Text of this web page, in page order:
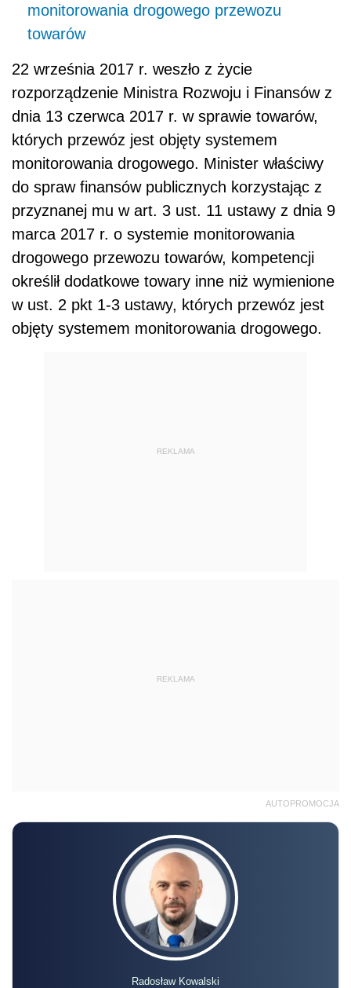
monitorowania drogowego przewozu
towarów
22 września 2017 r. weszło z życie
rozporządzenie Ministra Rozwoju i Finansów z
dnia 13 czerwca 2017 r. w sprawie towarów,
których przewóz jest objęty systemem
monitorowania drogowego. Minister właściwy
do spraw finansów publicznych korzystając z
przyznanej mu w art. 3 ust. 11 ustawy z dnia 9
marca 2017 r. o systemie monitorowania
drogowego przewozu towarów, kompetencji
określił dodatkowe towary inne niż wymienione
w ust. 2 pkt 1-3 ustawy, których przewóz jest
objęty systemem monitorowania drogowego.
REKLAMA
REKLAMA
AUTOPROMOCJA
Radosław Kowalski